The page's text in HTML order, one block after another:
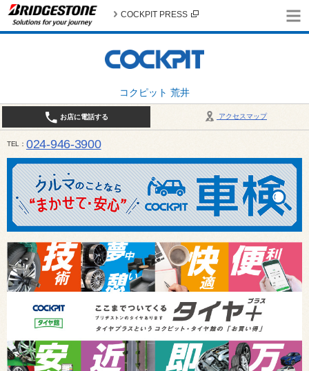
コクピット 荒井
COCKPIT PRESS
アクセスマップ
お店に電話する
TEL 024-946-3900
平日 9:30～19:00 日・祝日 9:30～18:00 / 定休日：毎週火曜日・繁忙期（4月・12月）を除
ご確認ください。